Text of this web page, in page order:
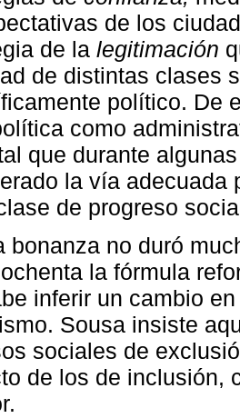
de los
de la legitimación
de distintas clases
político. De
como
que durante
la vía adecuada
de progreso
bonanza no duró
la fórmula
inferir un cambio
Sousa insiste
sociales de
de los de inclusión,